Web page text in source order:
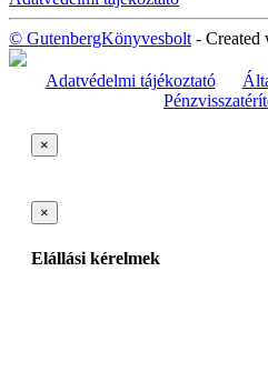
© GutenbergKönyvesbolt - Created
Adatvédelmi tájékoztató
×
×
Elállási kérelmek